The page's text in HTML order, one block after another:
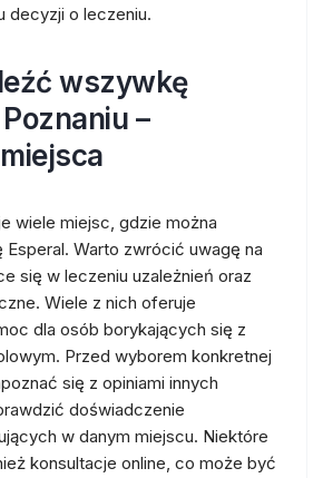
decyzji o leczeniu.
wszywkę
–
wiele miejsc, gdzie można
Warto zwrócić uwagę na
się w leczeniu uzależnień oraz
Wiele z nich oferuje
dla osób borykających się z
Przed wyborem konkretnej
się z opiniami innych
doświadczenie
w danym miejscu. Niektóre
konsultacje online, co może być